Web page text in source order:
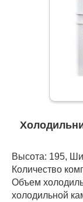
Высота: 195,
Количество
Объем
холодильной